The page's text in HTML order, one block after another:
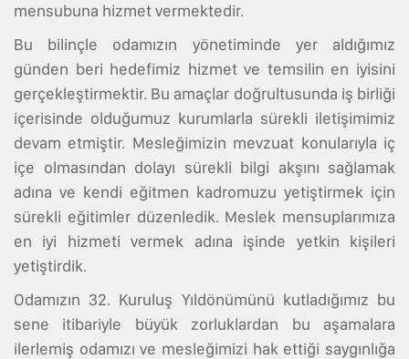
mensubuna hizmet vermektedir.
Bu bilinçle odamızın yönetiminde yer aldığımız
günden beri hedefimiz hizmet ve temsilin en iyisini
gerçekleştirmektir. Bu amaçlar doğrultusunda iş birliği
içerisinde olduğumuz kurumlarla sürekli iletişimimiz
devam etmiştir. Mesleğimizin mevzuat konularıyla iç
içe olmasından dolayı sürekli bilgi akşını sağlamak
adına ve kendi eğitmen kadromuzu yetiştirmek için
sürekli eğitimler düzenledik. Meslek mensuplarımıza
en iyi hizmeti vermek adına işinde yetkin kişileri
yetiştirdik.
Odamızın 32. Kuruluş Yıldönümünü kutladığımız bu
sene itibariyle büyük zorluklardan bu aşamalara
ilerlemiş odamızı ve mesleğimizi hak ettiği saygınlığa